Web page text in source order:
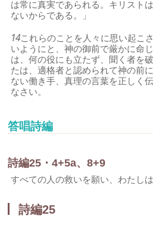
は常に真実であられる。キリスト
ないからである。」
14これらのことを人々に思い起こ
いようにと、神の御前で厳かに命
は、何の役にも立たず、聞く者を
たは、適格者と認められて神の前
ない働き手、真理の言葉を正しく
なさい。
答唱詩編
詩編25・4+5a、8+9
すべての人の救いを願い、わたし
詩編25